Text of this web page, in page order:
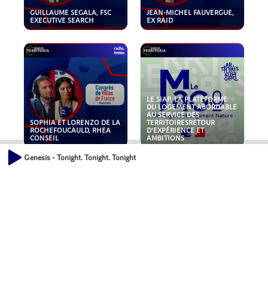
GUILLAUME SEGALA, FSC
EXECUTIVE SEARCH
JEAN-MICHEL FAUVERGUE,
EX RAID
SOPHIA ET LORENZO DE LA
ROCHEFOUCAULD, RHEA
CONSEIL
LE SIAP, LA PLATEFORME
DU LOGEMENT ABORDABLE
AU SERVICE DES
TERRITOIRESRETOUR
D'EXPÉRIENCE ET
AMBITIONS
Genesis - Tonight. Tonight. Tonight